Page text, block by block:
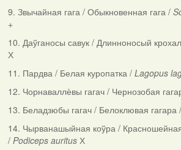
9. Звычайная гага / Обыкновенная гага /
+
10. Даўганосы савук / Длинноносый
Х
11. Пардва / Белая куропатка / Lagopus
12. Чорнаваллѐвы гагач / Чернозобая
13. Беладзюбы гагач / Белоклювая гагара /
14. Чырванашыйная коўра /
/ Podiceps auritusХ